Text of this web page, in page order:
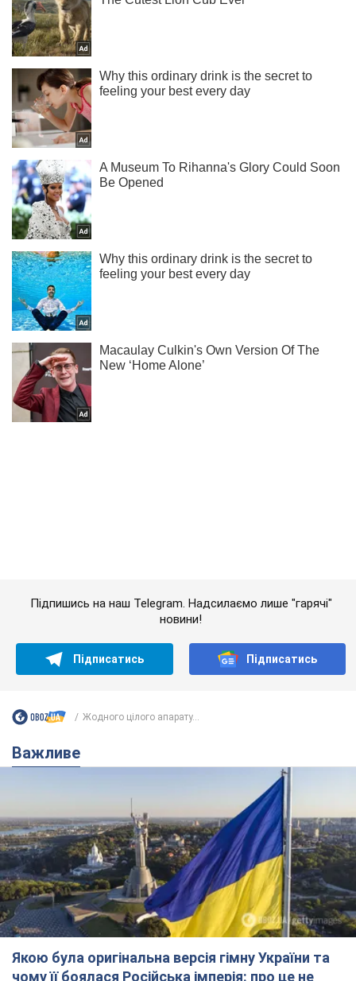
Важливе
Якою була оригінальна версія гімну України та
чому її боялася Російська імперія: про це не
розповідають у школі
Державним символом є тільки перший куплет та приспів пісні
6 часов назад 27,7 т.
Олександру Пономарьову – 53: що
відомо про трьох дітей секс-
символа 90-х та який вигляд вони